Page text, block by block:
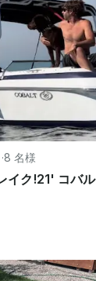
·8 名様